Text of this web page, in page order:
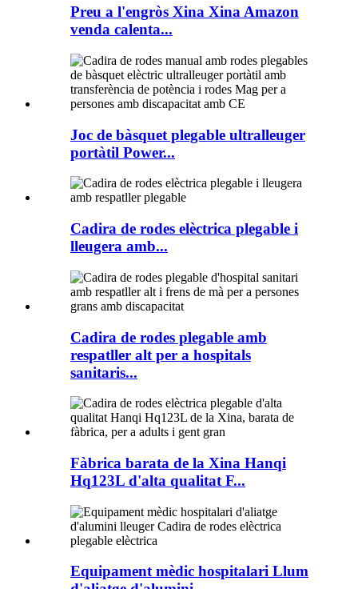
Preu a l'engròs Xina Xina Amazon
venda calenta...
Joc de bàsquet plegable ultralleuger
portàtil Power...
Cadira de rodes elèctrica plegable i
lleugera amb...
Cadira de rodes plegable amb
respatller alt per a hospitals
sanitaris...
Fàbrica barata de la Xina Hanqi
Hq123L d'alta qualitat F...
Equipament mèdic hospitalari Llum